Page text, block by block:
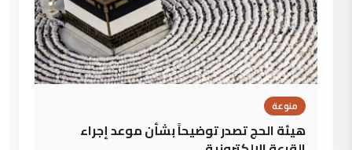
منوعة
هيئة الحج تصدر توضيحاً بشأن موعد إجراء